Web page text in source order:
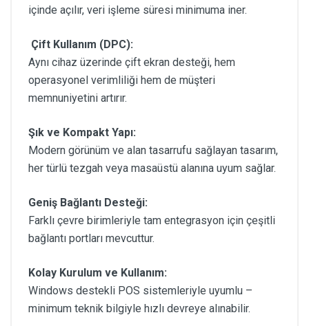
içinde açılır, veri işleme süresi minimuma iner.
Çift Kullanım (DPC):
Aynı cihaz üzerinde çift ekran desteği, hem
operasyonel verimliliği hem de müşteri
memnuniyetini artırır.
Şık ve Kompakt Yapı:
Modern görünüm ve alan tasarrufu sağlayan tasarım,
her türlü tezgah veya masaüstü alanına uyum sağlar.
Geniş Bağlantı Desteği:
Farklı çevre birimleriyle tam entegrasyon için çeşitli
bağlantı portları mevcuttur.
Kolay Kurulum ve Kullanım:
Windows destekli POS sistemleriyle uyumlu –
minimum teknik bilgiyle hızlı devreye alınabilir.